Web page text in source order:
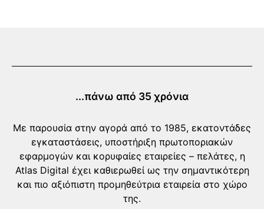
...πάνω από 35 χρόνια
Με παρουσία στην αγορά από το 1985, εκατοντάδες
εγκαταστάσεις, υποστήριξη πρωτοποριακών
εφαρμογών και κορυφαίες εταιρείες – πελάτες, η
Atlas Digital έχει καθιερωθεί ως την σημαντικότερη
και πιο αξιόπιστη προμηθεύτρια εταιρεία στο χώρο
της.